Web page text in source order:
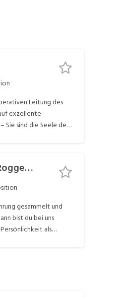
Betriebsassistent (m/w) 60%-80% / Restaurant Roggenhausen
bist du bei uns
als